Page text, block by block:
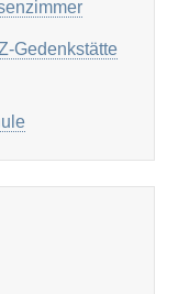
Gedenkstätte